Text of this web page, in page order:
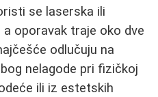
se laserska ili
oporavak traje oko dve
odlučuju na
nelagode pri fizičkoj
ili iz estetskih